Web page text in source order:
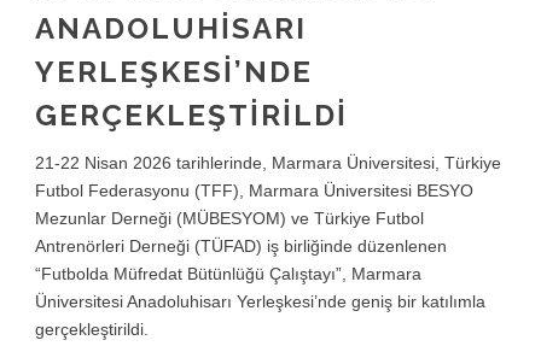
ANADOLUHISARI
YERLEŞKESI’NDE
GERÇEKLEŞTIRILDI
21-22 Nisan 2026 tarihlerinde, Marmara Üniversitesi, Türkiye
Futbol Federasyonu (TFF), Marmara Üniversitesi BESYO
Mezunlar Derneği (MÜBESYOM) ve Türkiye Futbol
Antrenörleri Derneği (TÜFAD) iş birliğinde düzenlenen
“Futbolda Müfredat Bütünlüğü Çalıştayı”, Marmara
Üniversitesi Anadoluhisarı Yerleşkesi’nde geniş bir katılımla
gerçekleştirildi.